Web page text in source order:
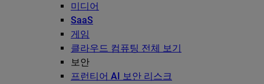
미디어
SaaS
게임
클라우드 컴퓨팅 전체 보기
보안
프런티어 AI 보안 리스크